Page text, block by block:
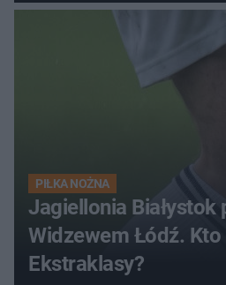
PIŁKA NOŻNA
Jagiellonia Białystok
Widzewem Łódź.
Ekstraklasy?